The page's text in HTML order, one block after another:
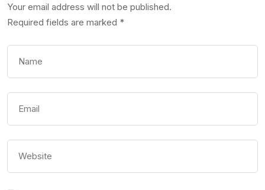
Your email address will not be published.
Required fields are marked *